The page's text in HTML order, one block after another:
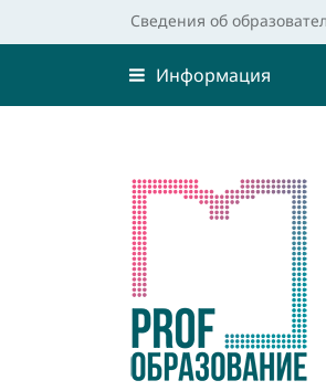
Сведения об
Информация